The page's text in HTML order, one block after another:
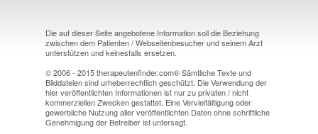
Die auf dieser Seite angebotene Information soll die Beziehung
zwischen dem Patienten / Webseitenbesucher und seinem Arzt
unterstützen und keinesfalls ersetzen.
© 2006 - 2015 therapeutenfinder.com® Sämtliche Texte und
Bilddateien sind urheberrechtlich geschützt. Die Verwendung der
hier veröffentlichten Informationen ist nur zu privaten / nicht
kommerziellen Zwecken gestattet. Eine Vervielfältigung oder
gewerbliche Nutzung aller veröffentlichten Daten ohne schriftliche
Genehmigung der Betreiber ist untersagt.